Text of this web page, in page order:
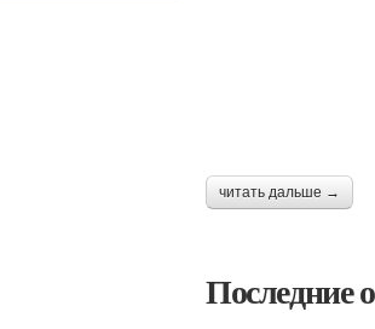
читать дальше →
Последние